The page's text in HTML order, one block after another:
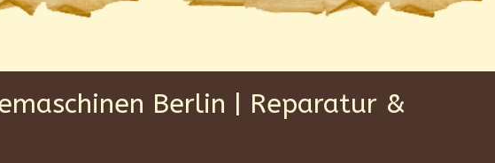
Berlin | Reparatur &